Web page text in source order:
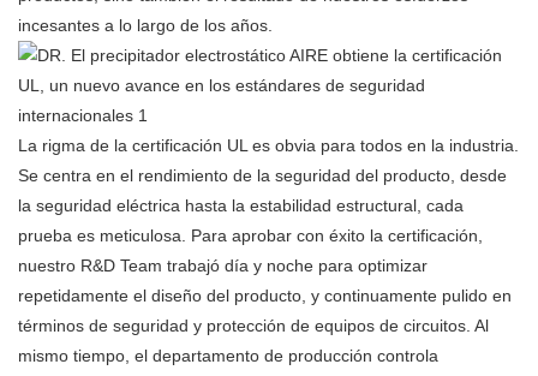
incesantes a lo largo de los años.
La rigma de la certificación UL es obvia para todos en la industria.
Se centra en el rendimiento de la seguridad del producto, desde
la seguridad eléctrica hasta la estabilidad estructural, cada
prueba es meticulosa. Para aprobar con éxito la certificación,
nuestro R&D Team trabajó día y noche para optimizar
repetidamente el diseño del producto, y continuamente pulido en
términos de seguridad y protección de equipos de circuitos. Al
mismo tiempo, el departamento de producción controla